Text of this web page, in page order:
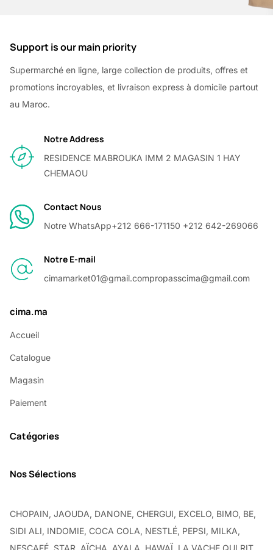
Support is our main priority
Supermarché en ligne, large collection de produits, offres et
promotions incroyables, et livraison express à domicile partout
au Maroc.
Notre Address
RESIDENCE MABROUKA IMM 2 MAGASIN 1 HAY
CHEMAOU
Contact Nous
Notre WhatsApp+212 666-171150 +212 642-269066
Notre E-mail
cimamarket01@gmail.compropasscima@gmail.com
cima.ma
Accueil
Catalogue
Magasin
Paiement
Catégories
Nos Sélections
CHOPAIN, JAOUDA, DANONE, CHERGUI, EXCELO, BIMO, BE,
SIDI ALI, INDOMIE, COCA COLA, NESTLÉ, PEPSI, MILKA,